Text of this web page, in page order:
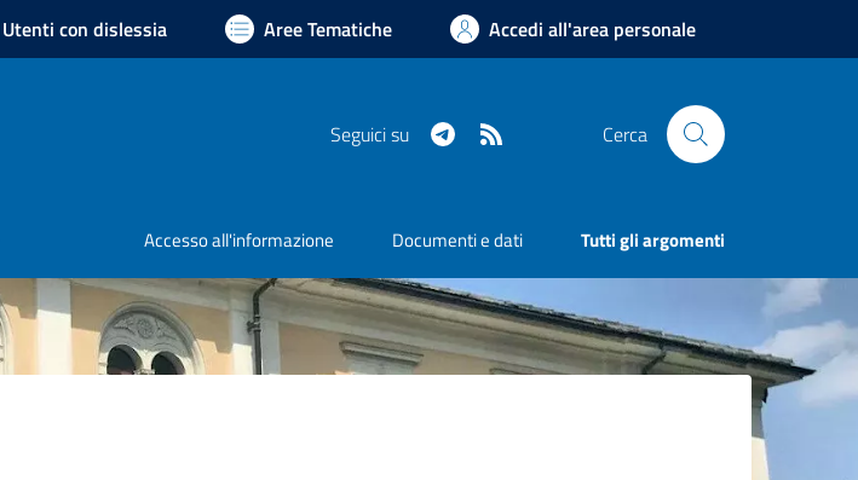
Utenti con dislessia Aree Tematiche Accedi all'area personale
Seguici su Telegram Cerca
Accesso all'informazione Documenti e dati Tutti gli argomenti